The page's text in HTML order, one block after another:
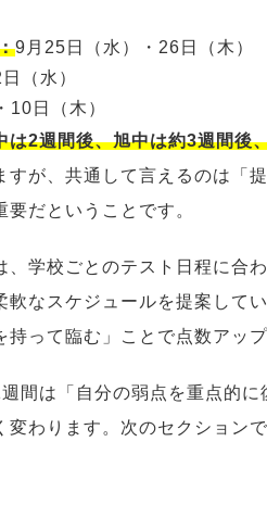
9月25日（水）・26日（木）
（水）
10日（木）
は2週間後、旭中は約3週間後
が、共通して言えるのは「
だということです。
学校ごとのテスト日程に合
軟なスケジュールを提案して
って臨む」ことで点数アッ
間は「自分の弱点を重点的
わります。次のセクションで